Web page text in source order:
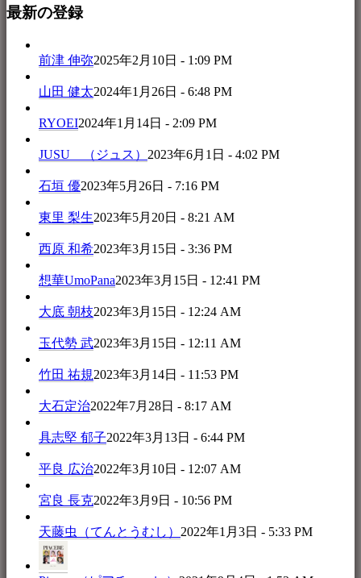
最新の登録
前津 伸弥2025年2月10日 - 1:09 PM
山田 健太2024年1月26日 - 6:48 PM
RYOEI2024年1月14日 - 2:09 PM
JUSU （ジュス） 2023年6月1日 - 4:02 PM
石垣 優2023年5月26日 - 7:16 PM
東里 梨生2023年5月20日 - 8:21 AM
西原 和希2023年3月15日 - 3:36 PM
想華UmoPana2023年3月15日 - 12:41 PM
大底 朝枝2023年3月15日 - 12:24 AM
玉代勢 武2023年3月15日 - 12:11 AM
竹田 祐規2023年3月14日 - 11:53 PM
大石定治2022年7月28日 - 8:17 AM
具志堅 郁子2022年3月13日 - 6:44 PM
平良 広治2022年3月10日 - 12:07 AM
宮良 長克2022年3月9日 - 10:56 PM
天藤虫（てんとうむし） 2022年1月3日 - 5:33 PM